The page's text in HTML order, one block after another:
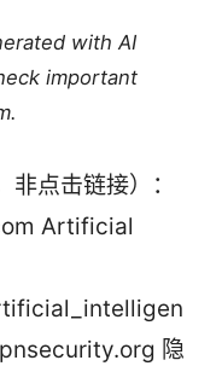
with AI
important
点击链接）：
Artificial
隐